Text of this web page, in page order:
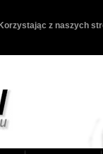
z naszych